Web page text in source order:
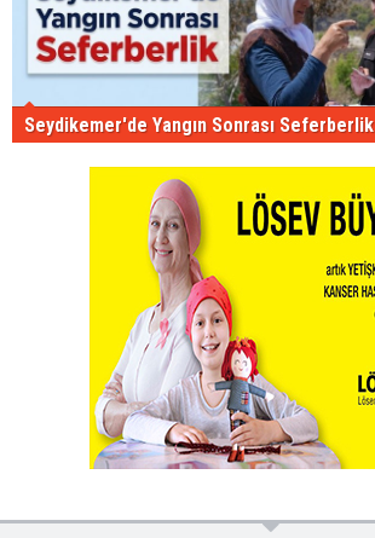
Seydikemer'de Yangın Sonrası Seferberlik